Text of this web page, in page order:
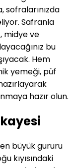
sofralarınızda
Safranla
midye ve
bu
Hem
yemeği, püf
hazır olun.
büyük gururu
kıyısındaki